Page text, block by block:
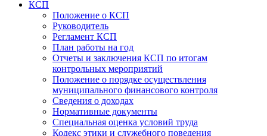
КСП
Положение о КСП
Руководитель
Регламент КСП
План работы на год
Отчеты и заключения КСП по итогам
контрольных мероприятий
Положение о порядке осуществления
муниципального финансового контроля
Сведения о доходах
Нормативные документы
Специальная оценка условий труда
Кодекс этики и служебного поведения